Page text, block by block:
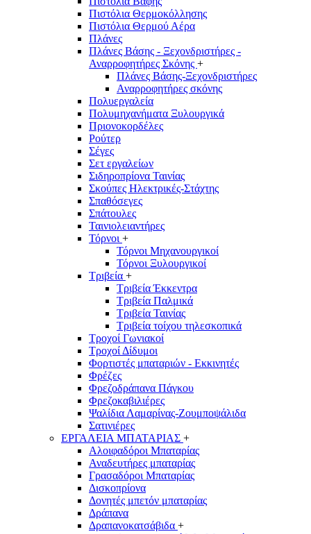
Πιστόλια Θερμοκόλλησης
Πιστόλια Θερμού Αέρα
Πλάνες
Πλάνες Βάσης - Ξεχονδριστήρες -
Αναρροφητήρες Σκόνης +
Πλάνες Βάσης-Ξεχονδριστήρες
Αναρροφητήρες σκόνης
Πολυεργαλεία
Πολυμηχανήματα Ξυλουργικά
Πριονοκορδέλες
Ρούτερ
Σέγες
Σετ εργαλείων
Σιδηροπρίονα Ταινίας
Σκούπες Ηλεκτρικές-Στάχτης
Σπαθόσεγες
Σπάτουλες
Ταινιολειαντήρες
Τόρνοι +
Τόρνοι Μηχανουργικοί
Τόρνοι Ξυλουργικοί
Τριβεία +
Τριβεία Έκκεντρα
Τριβεία Παλμικά
Τριβεία Ταινίας
Τριβεία τοίχου τηλεσκοπικά
Τροχοί Γωνιακοί
Τροχοί Δίδυμοι
Φορτιστές μπαταριών - Εκκινητές
Φρέζες
Φρεζοδράπανα Πάγκου
Φρεζοκαβιλιέρες
Ψαλίδια Λαμαρίνας-Ζουμποψάλιδα
Σατινιέρες
ΕΡΓΑΛΕΙΑ ΜΠΑΤΑΡΙΑΣ +
Αλοιφαδόροι Μπαταρίας
Αναδευτήρες μπαταρίας
Γρασαδόροι Μπαταρίας
Δισκοπρίονα
Δονητές μπετόν μπαταρίας
Δράπανα
Δραπανοκατσάβιδα +